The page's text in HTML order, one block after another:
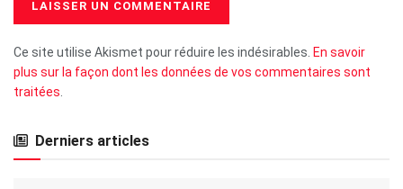
Ce site utilise Akismet pour réduire les indésirables. En savoir
plus sur la façon dont les données de vos commentaires sont
traitées.
Derniers articles